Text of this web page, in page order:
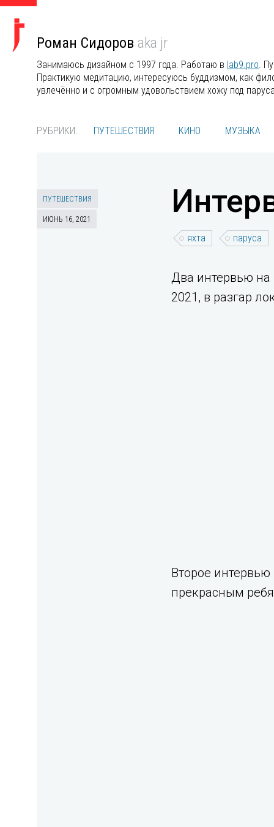
Роман Сидоров aka jr
Занимаюсь дизайном с 1997 года. Работаю в lab9.pro.
Практикую медитацию, интересуюсь буддизмом, как
увлечённо и с огромным удовольствием хожу под
РУБРИКИ: ПУТЕШЕСТВИЯ КИНО МУЗЫКА
ПУТЕШЕСТВИЯ
ИЮНЬ 16, 2021
яхта паруса
Два интервью на
2021, в разгар
Второе
прекрасным